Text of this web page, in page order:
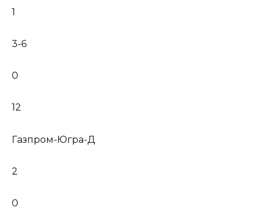
1
3-6
0
12
Газпром-Югра-Д
2
0